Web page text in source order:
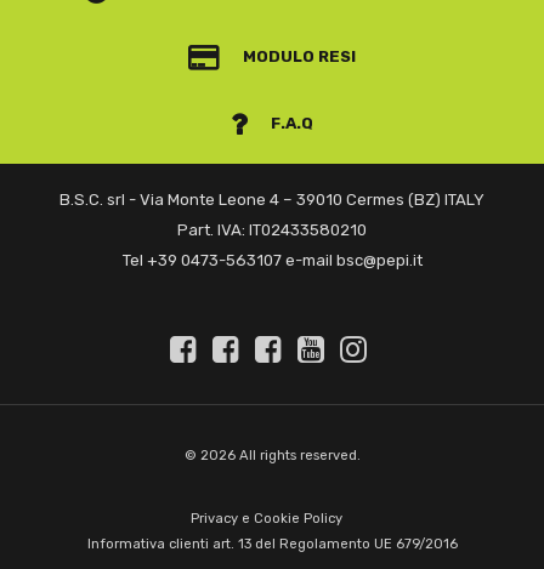
MODULO RESI
F.A.Q
B.S.C. srl - Via Monte Leone 4 – 39010 Cermes (BZ) ITALY
Part. IVA: IT02433580210
Tel +39 0473-563107 e-mail bsc@pepi.it
© 2026 All rights reserved.
Privacy e Cookie Policy
Informativa clienti art. 13 del Regolamento UE 679/2016